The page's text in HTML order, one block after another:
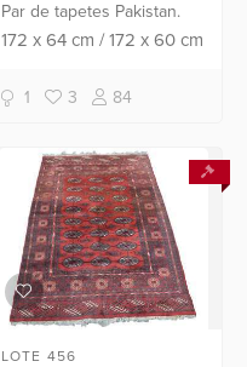
Par de tapetes Pakistan.
172 x64 cm /172 x60 cm
1 3 84
LOTE 456